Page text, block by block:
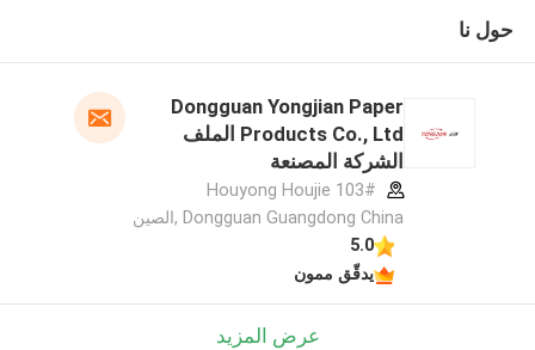
حول نا
Dongguan Yongjian Paper
Products Co., Ltd الملف
الشركة المصنعة
103# Houyong Houjie
Dongguan Guangdong China ,الصين
5.0
يدقّق ممون
عرض المزيد